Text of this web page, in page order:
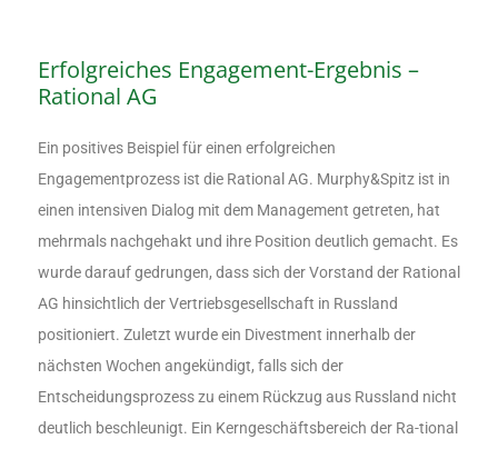
Erfolgreiches Engagement-Ergebnis –
Rational AG
Ein positives Beispiel für einen erfolgreichen
Engagementprozess ist die Rational AG. Murphy&Spitz ist in
einen intensiven Dialog mit dem Management getreten, hat
mehrmals nachgehakt und ihre Position deutlich gemacht. Es
wurde darauf gedrungen, dass sich der Vorstand der Rational
AG hinsichtlich der Vertriebsgesellschaft in Russland
positioniert. Zuletzt wurde ein Divestment innerhalb der
nächsten Wochen angekündigt, falls sich der
Entscheidungsprozess zu einem Rückzug aus Russland nicht
deutlich beschleunigt. Ein Kerngeschäftsbereich der Ra-tional